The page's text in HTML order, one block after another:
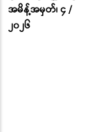
အမိန့်အမှတ်၊ ၄ /
၂၀၂၆